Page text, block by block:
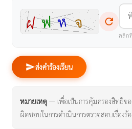
refresh
คลิก
sendส่งคำร้องเรียน
หมายเหตุ — เพื่อเป็นการคุ้มครองสิทธิข
ผิดชอบในการดำเนินการตรวจสอบเรื่องร้